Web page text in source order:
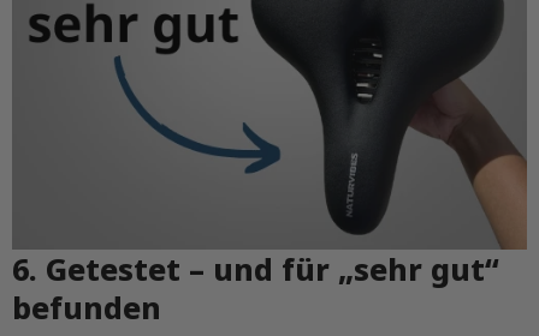
6. Getestet – und für „sehr gut“
befunden